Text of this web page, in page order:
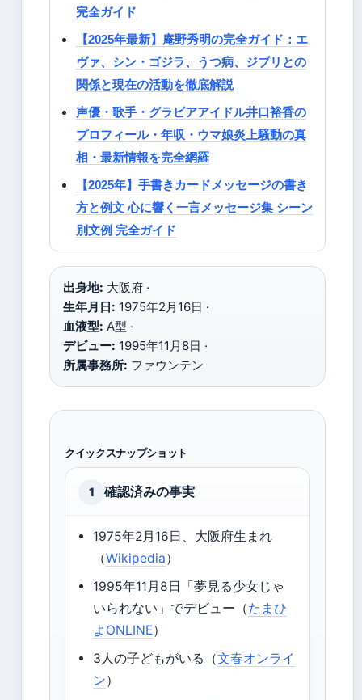
完全ガイド
【2025年最新】庵野秀明の完全ガイド：エ
ヴァ、シン・ゴジラ、うつ病、ジブリとの
関係と現在の活動を徹底解説
声優・歌手・グラビアアイドル井口裕香の
プロフィール・年収・ウマ娘炎上騒動の真
相・最新情報を完全網羅
【2025年】手書きカードメッセージの書き
方と例文 心に響く一言メッセージ集 シーン
別文例 完全ガイド
出身地: 大阪府 ·
生年月日: 1975年2月16日 ·
血液型: A型 ·
デビュー: 1995年11月8日 ·
所属事務所: ファウンテン
クイックスナップショット
1 確認済みの事実
1975年2月16日、大阪府生まれ
（Wikipedia）
1995年11月8日「夢見る少女じゃ
いられない」でデビュー（たまひ
よONLINE）
3人の子どもがいる（文春オンライ
ン）